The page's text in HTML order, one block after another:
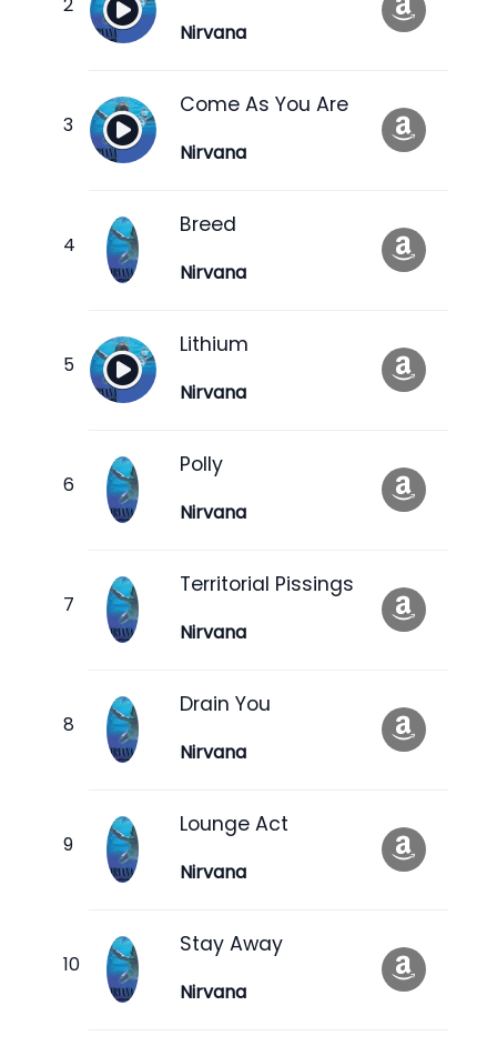
Nirvana
Come As You Are
Nirvana
Breed
Nirvana
Lithium
Nirvana
Polly
Nirvana
Territorial Pissings
Nirvana
Drain You
Nirvana
Lounge Act
Nirvana
Stay Away
Nirvana